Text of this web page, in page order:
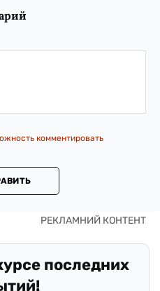
комментировать
последних